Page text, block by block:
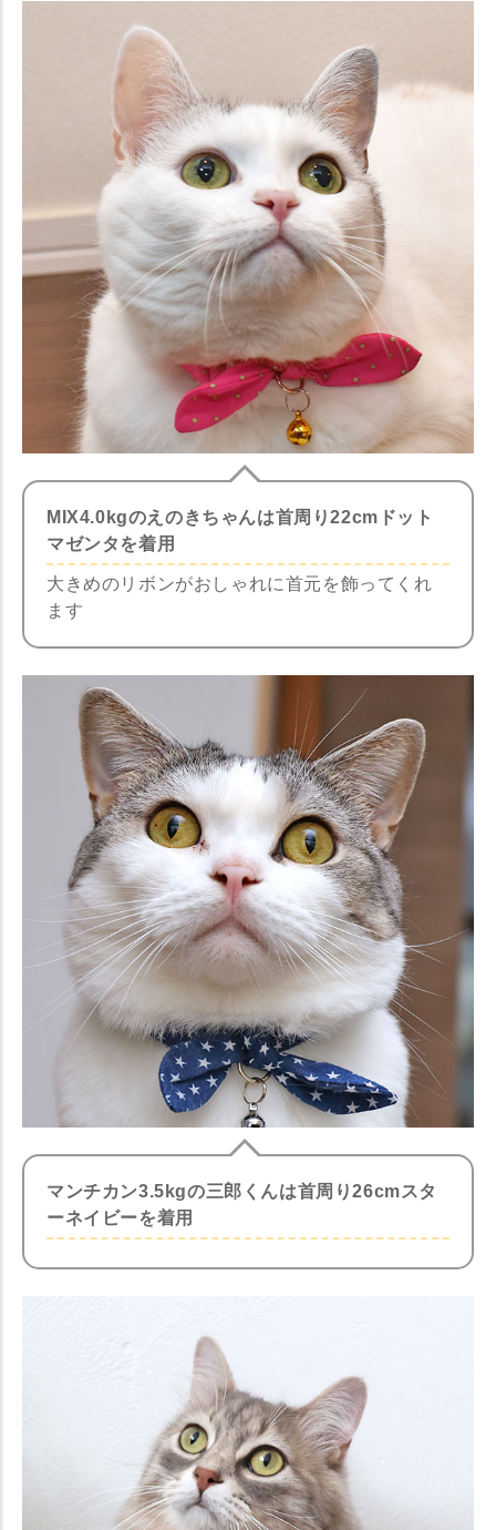
MIX4.0kgのえのきちゃんは首周り22cmドット
マゼンタを着用
大きめのリボンがおしゃれに首元を飾ってくれ
ます
マンチカン3.5kgの三郎くんは首周り26cmスタ
ーネイビーを着用